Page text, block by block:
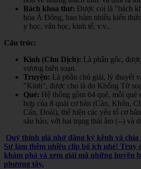
Bách khoa thư: Được coi là "bách
hóa Á Đông, bao hàm nhiều kiến
y học, văn học, kinh tế, v.v..
Cấu trúc:
Kinh (Chu Dịch): Là phần gốc,
vương biên soạn.
Truyện: Là phần chú giải, lý thuyết
"Kinh", được cho là do Khổng Tử
Quẻ: Hệ thống gồm 64 quẻ, mỗi quẻ
hợp của 8 quái cơ bản (Càn, Khôn,
Cấn, Đoài), thể hiện các yếu tố cơ
sáu hào, với hai trạng thái âm (--) và
Quý thính giả nhớ đăng ký kênh và chia
Sự làm thêm nhiều clip bổ ích nhé! Truy
khám phá và xem giải mã những huyền
phương tây.